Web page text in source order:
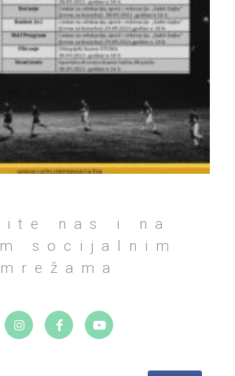
nas i na
socijalnim
mrežama